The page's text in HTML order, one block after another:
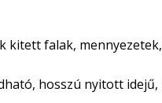
falak,
hosszú nyitott